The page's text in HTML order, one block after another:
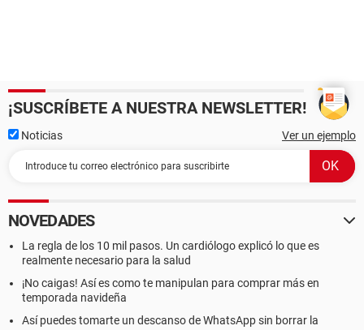
¡SUSCRÍBETE A NUESTRA NEWSLETTER!
Noticias Ver un ejemplo
NOVEDADES
La regla de los 10 mil pasos. Un cardiólogo explicó lo que es
realmente necesario para la salud
¡No caigas! Así es como te manipulan para comprar más en
temporada navideña
Así puedes tomarte un descanso de WhatsApp sin borrar la